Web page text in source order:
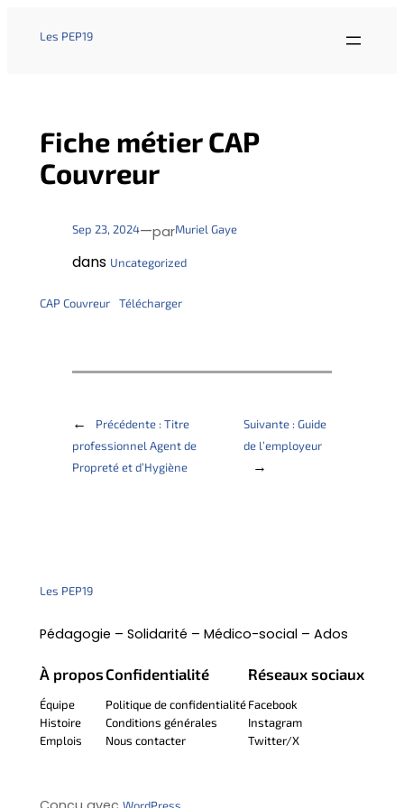
Les PEP19
Fiche métier CAP
Couvreur
Sep 23, 2024—parMuriel Gaye
dans Uncategorized
CAP Couvreur Télécharger
← Précédente : Titre
professionnel Agent de
Propreté et d’Hygiène
Suivante : Guide
de l’employeur
→
Les PEP19
Pédagogie – Solidarité – Médico-social – Ados
À propos
Équipe
Histoire
Emplois
Confidentialité
Politique de confidentialité
Conditions générales
Nous contacter
Réseaux sociaux
Facebook
Instagram
Twitter/X
WordPress